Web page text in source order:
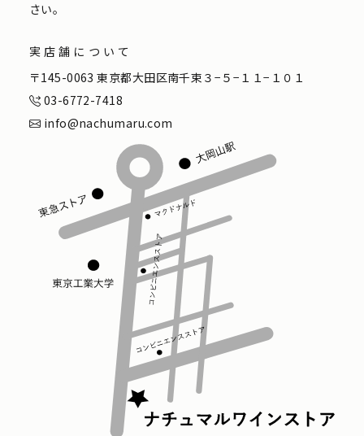
さい。
実店舗について
〒145-0063 東京都大田区南千束３−５−１１−１０１
03-6772-7418
info@nachumaru.com